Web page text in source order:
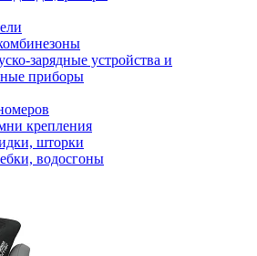
зарядные устройства и
приборы
крепления
шторки
водосгоны